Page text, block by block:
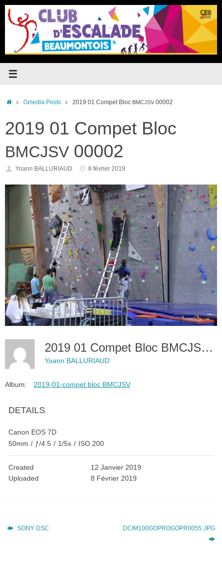
Passer
contenu
Accueil
Gmedia Posts 2019 01 Compet Bloc BMCJSV00002
2019 01 Compet Bloc
BMCJSV 00002
Yoann BALLURIAUD 8 février 2019
2019 01 Compet Bloc BMCJSV 00002
Yoann BALLURIAUD
Album: 2019-01-compet bloc BMCJSV
DETAILS
Canon EOS 7D
50mm / ƒ/4.5 / 1/5s / ISO 200
Created
12 Janvier 2019
Uploaded
8 Février 2019
SONY DSC DCIM100GOPROGOPR0055.JPG